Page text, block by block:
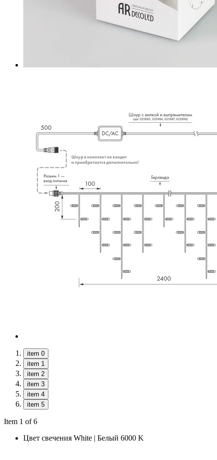
item 0
item 1
item 2
item 3
item 4
item 5
Item 1 of 6
Цвет свечения White | Белый 6000 K